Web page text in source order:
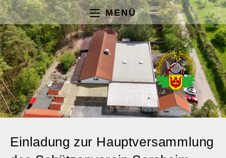
MENÜ
Einladung zur Hauptversammlung